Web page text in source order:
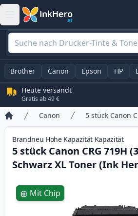
Brother Canon Epson HP
Heute versandt
Gratis ab 49 €
Startseite
Canon
Brandneu Hohe Kapazität Kapazität
5 stück Canon CRG 719H
Schwarz XL Toner (Ink
Product information
Mit Chip